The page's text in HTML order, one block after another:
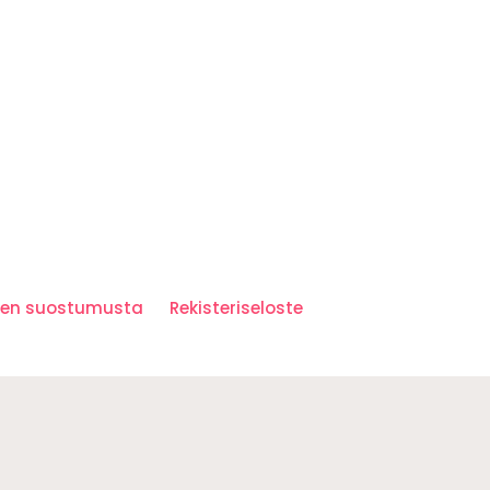
suostumusta Rekisteriseloste